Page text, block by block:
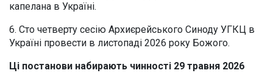
капелана в Україні.
6. Сто четверту сесію Архиєрейського Синоду УГКЦ в
Україні провести в листопаді 2026 року Божого.
Ці постанови набирають чинності 29 травня 2026